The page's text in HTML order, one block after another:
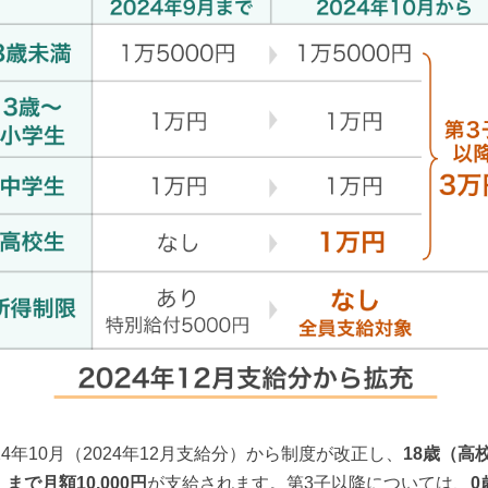
年10月（2024年12月支給分）から制度が改正し、 18歳（高
まで月額10,000円 が支給されます。第3子以降については、 0